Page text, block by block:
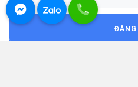
ĐĂNG